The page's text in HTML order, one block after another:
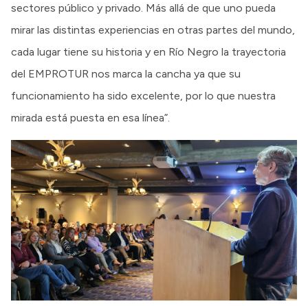
sectores público y privado. Más allá de que uno pueda
mirar las distintas experiencias en otras partes del mundo,
cada lugar tiene su historia y en Río Negro la trayectoria
del EMPROTUR nos marca la cancha ya que su
funcionamiento ha sido excelente, por lo que nuestra
mirada está puesta en esa línea”.